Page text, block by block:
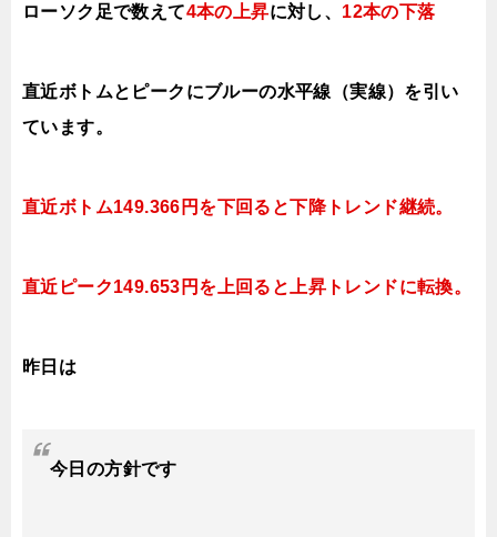
ローソク足で数えて4本の上昇に対し、 12本の下落
直近ボトムとピークにブルーの水平線（実線）を引い
ています。
直近ボトム149.366円を下回ると下降トレンド継続。
直近ピーク149.653円を上回ると上昇トレンドに転換。
昨日は
今日 の方針です